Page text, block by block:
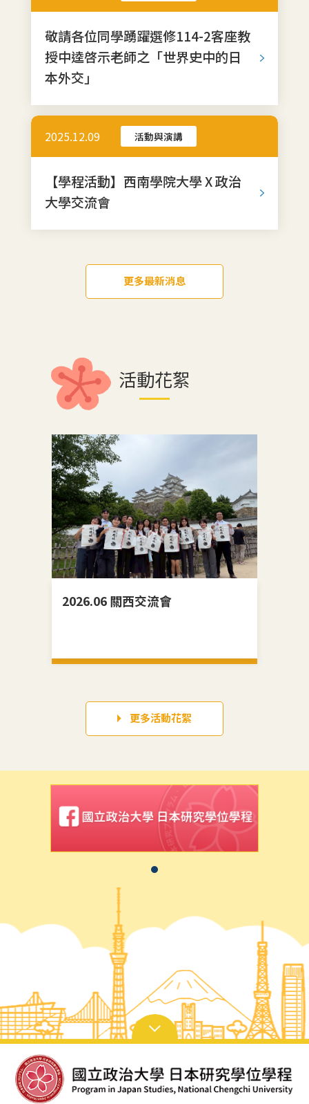
敬請各位同學踴躍選修114-2客座教
授中逵啓示老師之「世界史中的日
本外交」
2025.12.09 活動與演講
【學程活動】西南學院大學 X 政治
大學交流會
更多最新消息
活動花絮
2026.06 關西交流會
更多活動花絮